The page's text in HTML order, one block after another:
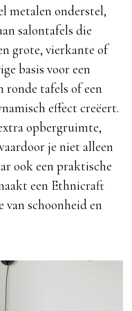
metalen onderstel,
salontafels die
grote, vierkante of
basis voor een
tafels of een
effect creëert.
opbergruimte,
je niet alleen
ook een praktische
een Ethnicraft
schoonheid en